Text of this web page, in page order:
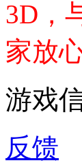
3D，
家放
游戏
反馈